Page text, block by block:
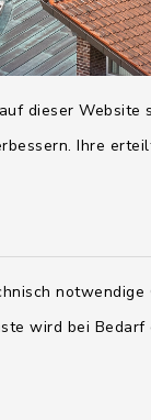
dieser
Ihre
wird bei